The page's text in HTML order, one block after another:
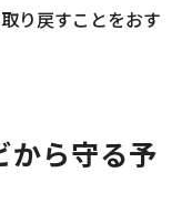
り戻すことをおす
から守る予